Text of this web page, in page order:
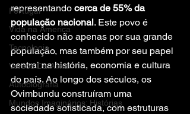
Portugal
Vida na America
Tecnologia
Versos Da Alma
Autobiografia
Mundos Imaginários: Histórias
representando cerca de 55% da
população nacional. Este povo é
conhecido não apenas por sua grande
população, mas também por seu papel
central na história, economia e cultura
do país. Ao longo dos séculos, os
Ovimbundu construíram uma
sociedade sofisticada, com estruturas